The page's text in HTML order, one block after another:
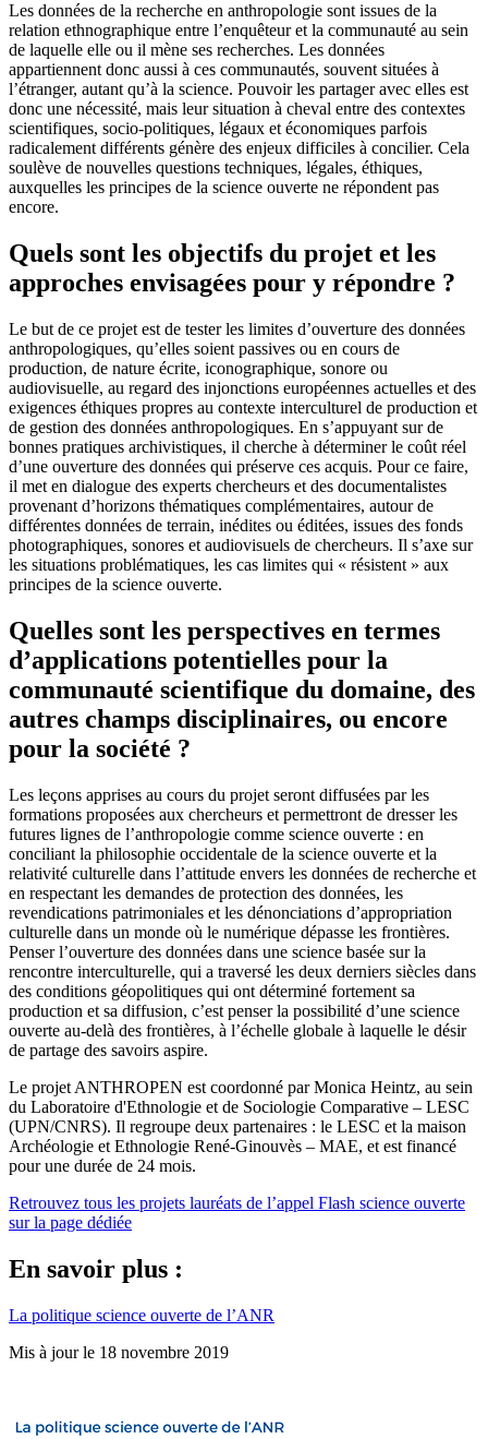
Les données de la recherche en anthropologie sont issues de la
relation ethnographique entre l’enquêteur et la communauté au sein
de laquelle elle ou il mène ses recherches. Les données
appartiennent donc aussi à ces communautés, souvent situées à
l’étranger, autant qu’à la science. Pouvoir les partager avec elles est
donc une nécessité, mais leur situation à cheval entre des contextes
scientifiques, socio-politiques, légaux et économiques parfois
radicalement différents génère des enjeux difficiles à concilier. Cela
soulève de nouvelles questions techniques, légales, éthiques,
auxquelles les principes de la science ouverte ne répondent pas
encore.
Quels sont les objectifs du projet et les
approches envisagées pour y répondre ?
Le but de ce projet est de tester les limites d’ouverture des données
anthropologiques, qu’elles soient passives ou en cours de
production, de nature écrite, iconographique, sonore ou
audiovisuelle, au regard des injonctions européennes actuelles et des
exigences éthiques propres au contexte interculturel de production et
de gestion des données anthropologiques. En s’appuyant sur de
bonnes pratiques archivistiques, il cherche à déterminer le coût réel
d’une ouverture des données qui préserve ces acquis. Pour ce faire,
il met en dialogue des experts chercheurs et des documentalistes
provenant d’horizons thématiques complémentaires, autour de
différentes données de terrain, inédites ou éditées, issues des fonds
photographiques, sonores et audiovisuels de chercheurs. Il s’axe sur
les situations problématiques, les cas limites qui « résistent » aux
principes de la science ouverte.
Quelles sont les perspectives en termes
d’applications potentielles pour la
communauté scientifique du domaine, des
autres champs disciplinaires, ou encore
pour la société ?
Les leçons apprises au cours du projet seront diffusées par les
formations proposées aux chercheurs et permettront de dresser les
futures lignes de l’anthropologie comme science ouverte : en
conciliant la philosophie occidentale de la science ouverte et la
relativité culturelle dans l’attitude envers les données de recherche et
en respectant les demandes de protection des données, les
revendications patrimoniales et les dénonciations d’appropriation
culturelle dans un monde où le numérique dépasse les frontières.
Penser l’ouverture des données dans une science basée sur la
rencontre interculturelle, qui a traversé les deux derniers siècles dans
des conditions géopolitiques qui ont déterminé fortement sa
production et sa diffusion, c’est penser la possibilité d’une science
ouverte au-delà des frontières, à l’échelle globale à laquelle le désir
de partage des savoirs aspire.
Le projet ANTHROPEN est coordonné par Monica Heintz, au sein
du Laboratoire d'Ethnologie et de Sociologie Comparative – LESC
(UPN/CNRS). Il regroupe deux partenaires : le LESC et la maison
Archéologie et Ethnologie René-Ginouvès – MAE, et est financé
pour une durée de 24 mois.
Retrouvez tous les projets lauréats de l’appel Flash science ouverte
sur la page dédiée
En savoir plus :
La politique science ouverte de l’ANR
Mis à jour le 18 novembre 2019